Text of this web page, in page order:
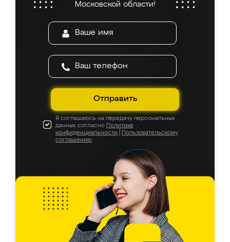
Московской области!
Отправить
Я соглашаюсь на передачу персональных
данных согласно Политике
конфиденциальности
Пользовательскому
соглашению